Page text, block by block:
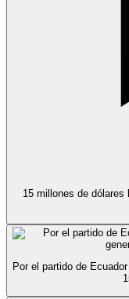
15 millones de
Por el partido de